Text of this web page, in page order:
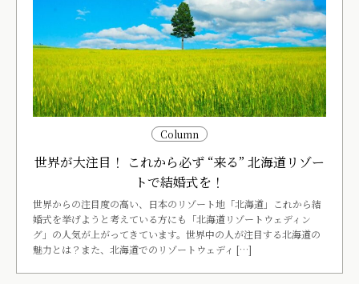
Column
世界が大注目！ これから必ず “来る” 北海道リゾー
トで結婚式を！
世界からの注目度の高い、日本のリゾート地「北海道」これから結
婚式を挙げようと考えている方にも「北海道リゾートウェディン
グ」の人気が上がってきています。世界中の人が注目する北海道の
魅力とは？また、北海道でのリゾートウェディ […]